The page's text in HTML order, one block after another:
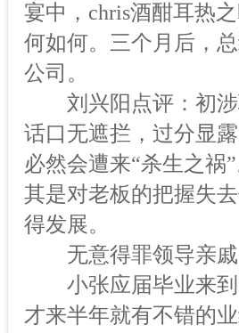
宴中，chris酒酣耳热
何如何。三个月后，
公司。
刘兴阳点评：初涉
话口无遮拦，过分显
必然会遭来“杀生之祸
其是对老板的把握失
得发展。
无意得罪领导亲戚
小张应届毕业来到
才来半年就有不错的